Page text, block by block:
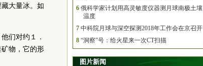
大量冰。如
们对约１．
物，它的形
6 俄科学家计划用高灵敏度仪器测月球南极土壤
温度
7 中科院月球与深空探测2018年工作会在京召开
8 “洞察”号：给火星来一次CT扫描
图片新闻